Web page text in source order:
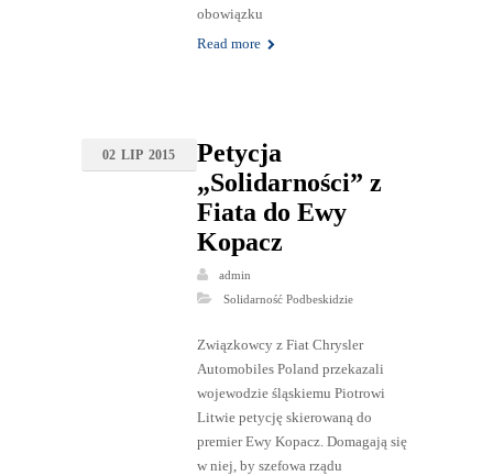
obowiązku
Read more
02 LIP 2015
Petycja
„Solidarności” z
Fiata do Ewy
Kopacz
admin
Solidarność Podbeskidzie
Związkowcy z Fiat Chrysler
Automobiles Poland przekazali
wojewodzie śląskiemu Piotrowi
Litwie petycję skierowaną do
premier Ewy Kopacz. Domagają się
w niej, by szefowa rządu